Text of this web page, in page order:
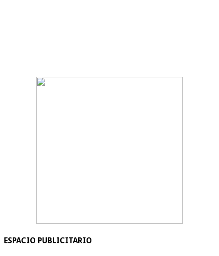
ESPACIO PUBLICITARIO